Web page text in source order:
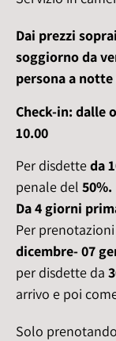
Dai prezzi
soggiorno da
persona a notte
Check-in: dalle
10.00
Per disdetteda
penale del 50%.
Da 4 giorni
Per
dicembre- 07
per disdette da
arrivo e poi
Solo